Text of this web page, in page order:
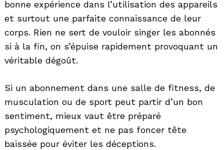
bonne expérience dans l’utilisation des appareils
et surtout une parfaite connaissance de leur
corps. Rien ne sert de vouloir singer les abonnés
si à la fin, on s’épuise rapidement provoquant un
véritable dégoût.
Si un abonnement dans une salle de fitness, de
musculation ou de sport peut partir d’un bon
sentiment, mieux vaut être préparé
psychologiquement et ne pas foncer tête
baissée pour éviter les déceptions.